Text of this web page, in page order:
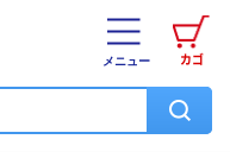
カゴ
メニュー